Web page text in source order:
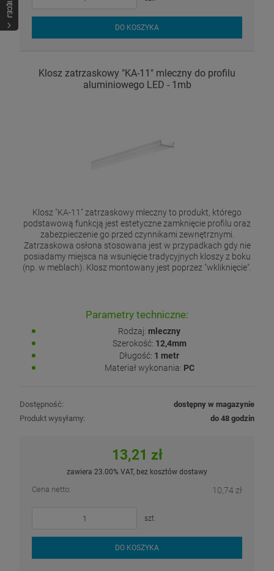
WIĘCEJ
DO KOSZYKA
Klosz zatrzaskowy "KA-11" mleczny do profilu
aluminiowego LED - 1mb
Klosz "KA-11" zatrzaskowy mleczny to produkt, którego
podstawową funkcją jest estetyczne zamknięcie profilu oraz
zabezpieczenie go przed czynnikami zewnętrznymi.
Zatrzaskowa osłona stosowana jest w przypadkach gdy nie
posiadamy miejsca na wsunięcie tradycyjnych kloszy z boku
(np. w meblach). Klosz montowany jest poprzez "wkliknięcie".
Parametry techniczne:
Rodzaj: mleczny
Szerokość: 12,4mm
Długość: 1 metr
Materiał wykonania: PC
Dostępność:
dostępny w magazynie
Produkt wysyłamy:
do 48 godzin
13,21 zł
zawiera 23.00% VAT, bez kosztów dostawy
Cena netto: 10,74 zł
szt.
DO KOSZYKA